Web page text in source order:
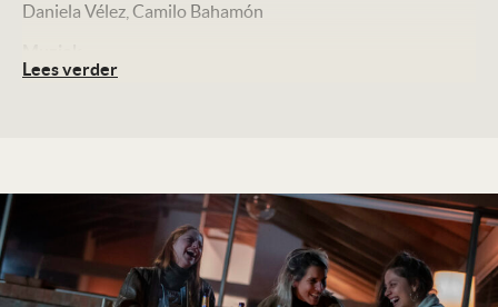
Daniela Vélez Camilo Bahamón
Fabio Chaves
ook via Picl.nl
Technische Details
Kleur en zwart-wit, 89 minuten
Lees verder